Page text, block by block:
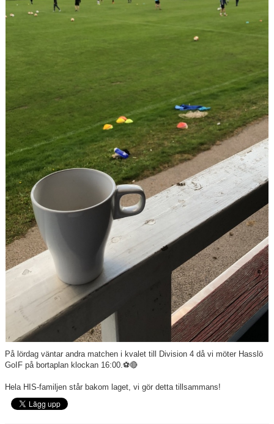
Gölarundan
Styrelse Högadals IS
Hyra Klubbstuga
På lördag väntar andra matchen i kvalet till Division 4 då vi möter Hasslö
GoIF på bortaplan klockan 16:00.⚽️🔴
Hela HIS-familjen står bakom laget, vi gör detta tillsammans!